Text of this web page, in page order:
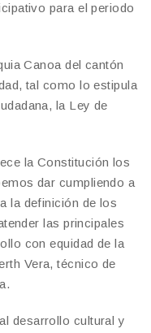
para el periodo
Canoa del cantón
tal como lo estipula
la Ley de
la Constitución los
dar cumpliendo a
la definición de los
las principales
con equidad de la
Vera, técnico de
desarrollo cultural y